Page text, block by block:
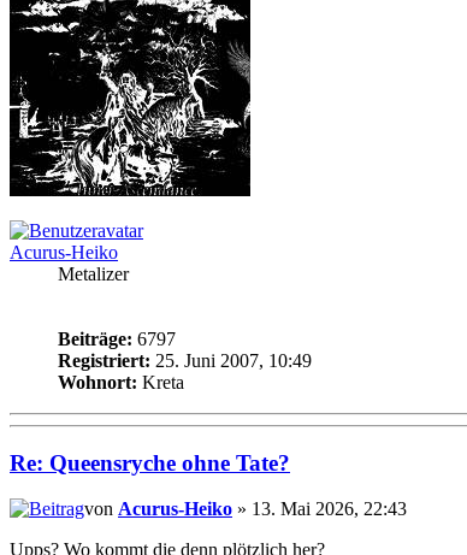
Acurus-Heiko
Metalizer
Beiträge: 6797
Registriert: 25. Juni 2007, 10:49
Wohnort: Kreta
Re: Queensryche ohne Tate?
von Acurus-Heiko » 13. Mai 2026, 22:43
Upps? Wo kommt die denn plötzlich her?